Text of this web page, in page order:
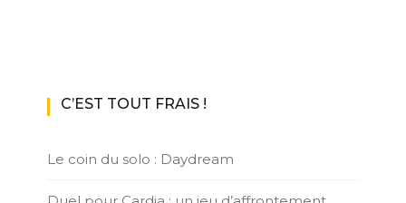
C’EST TOUT FRAIS !
Le coin du solo : Daydream